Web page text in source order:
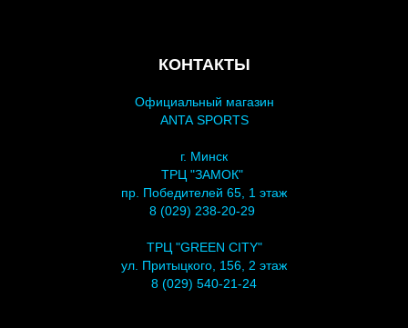
КОНТАКТЫ
Официальный магазин
ANTA SPORTS
г. Минск
ТРЦ "ЗАМОК"
пр. Победителей 65, 1 этаж
8 (029) 238-20-29
ТРЦ "GREEN CITY"
ул. Притыцкого, 156, 2 этаж
8 (029) 540-21-24